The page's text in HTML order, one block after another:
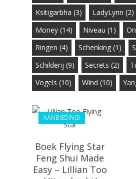
Ksitigarbha (3) LadyLynn (2)
Money (14) Niveau (1)
Ringen (4) Schenking (1)
Schilderij (9) Secrets (2)
Vogels (10) Wind (10)
AANBIEDING!
€36.99
€33.29
Boek Flying Star
Feng Shui Made
Easy – Lillian Too